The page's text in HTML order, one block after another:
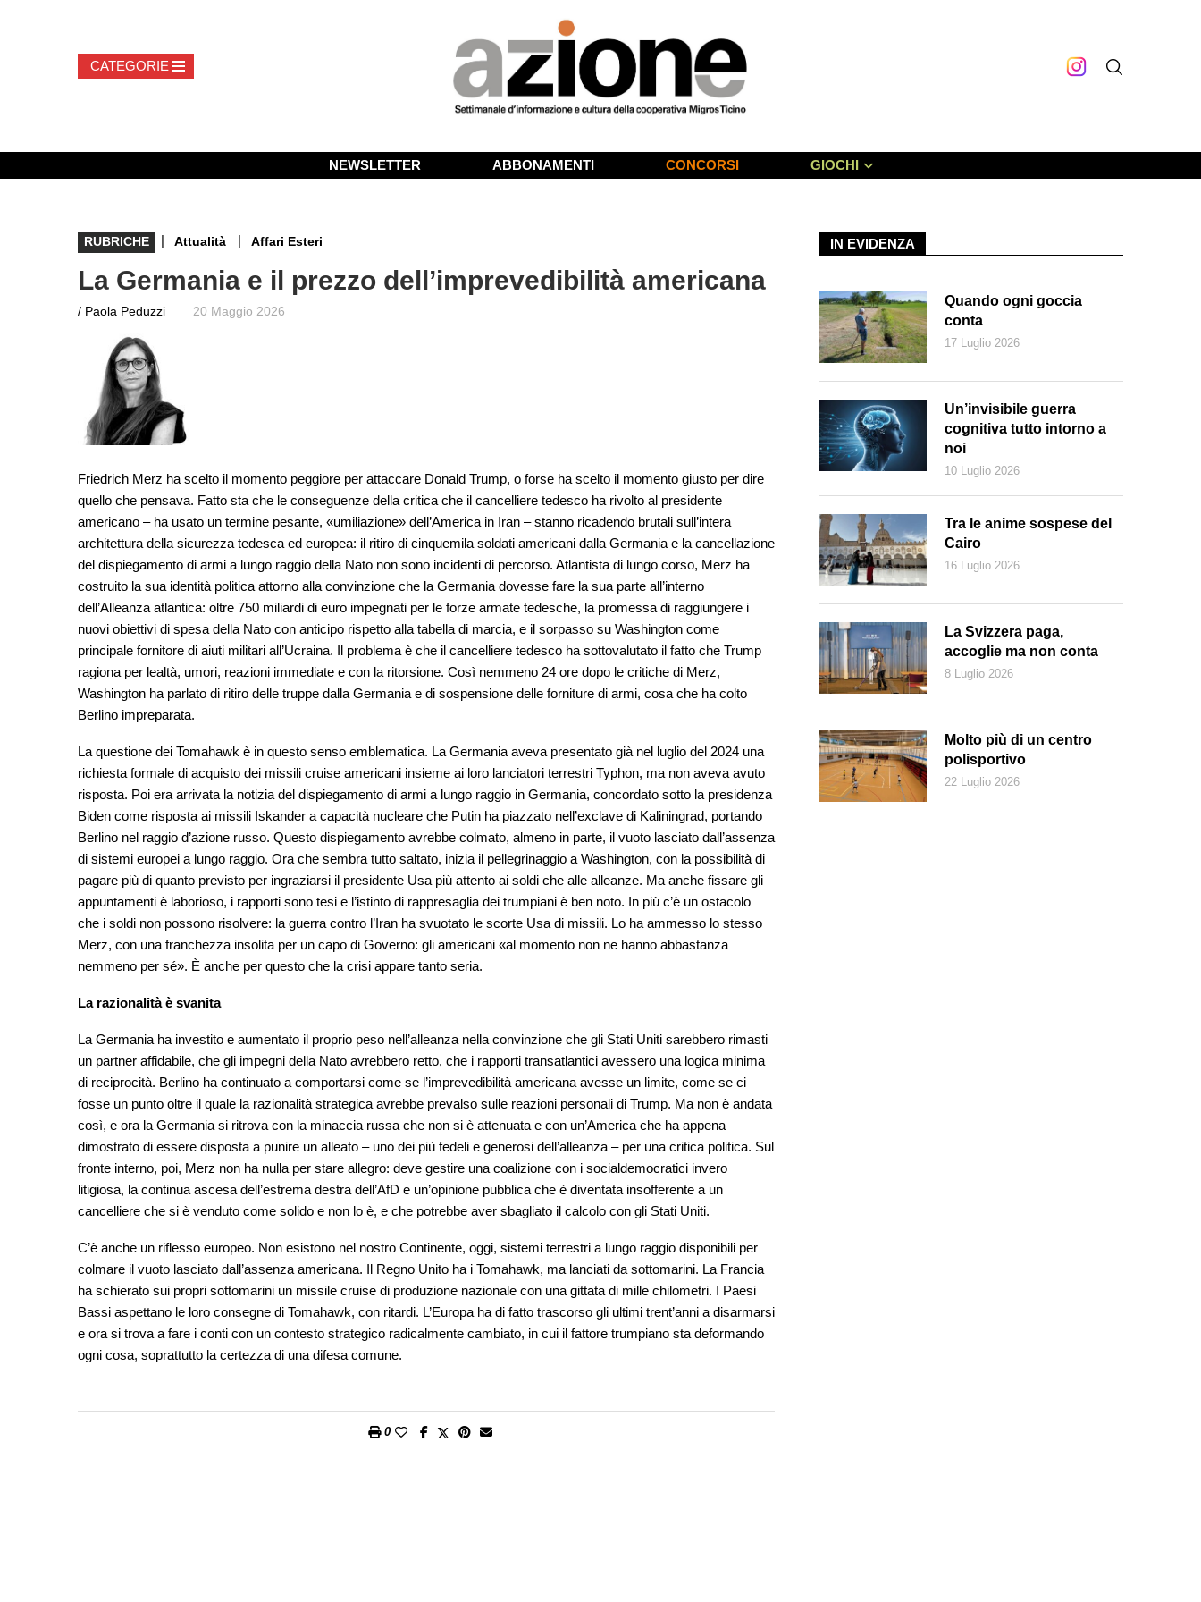
NEWSLETTER ABBONAMENTI CONCORSI GIOCHI
RUBRICHE | Attualità | Affari Esteri
La Germania e il prezzo dell’imprevedibilità americana
/ Paola Peduzzi 20 Maggio 2026
Friedrich Merz ha scelto il momento peggiore per attaccare Donald Trump, o forse ha scelto il momento giusto per dire
quello che pensava. Fatto sta che le conseguenze della critica che il cancelliere tedesco ha rivolto al presidente
americano – ha usato un termine pesante, «umiliazione» dell’America in Iran – stanno ricadendo brutali sull’intera
architettura della sicurezza tedesca ed europea: il ritiro di cinquemila soldati americani dalla Germania e la cancellazione
del dispiegamento di armi a lungo raggio della Nato non sono incidenti di percorso. Atlantista di lungo corso, Merz ha
costruito la sua identità politica attorno alla convinzione che la Germania dovesse fare la sua parte all’interno
dell’Alleanza atlantica: oltre 750 miliardi di euro impegnati per le forze armate tedesche, la promessa di raggiungere i
nuovi obiettivi di spesa della Nato con anticipo rispetto alla tabella di marcia, e il sorpasso su Washington come
principale fornitore di aiuti militari all’Ucraina. Il problema è che il cancelliere tedesco ha sottovalutato il fatto che Trump
ragiona per lealtà, umori, reazioni immediate e con la ritorsione. Così nemmeno 24 ore dopo le critiche di Merz,
Washington ha parlato di ritiro delle truppe dalla Germania e di sospensione delle forniture di armi, cosa che ha colto
Berlino impreparata.
La questione dei Tomahawk è in questo senso emblematica. La Germania aveva presentato già nel luglio del 2024 una
richiesta formale di acquisto dei missili cruise americani insieme ai loro lanciatori terrestri Typhon, ma non aveva avuto
risposta. Poi era arrivata la notizia del dispiegamento di armi a lungo raggio in Germania, concordato sotto la presidenza
Biden come risposta ai missili Iskander a capacità nucleare che Putin ha piazzato nell’exclave di Kaliningrad, portando
Berlino nel raggio d’azione russo. Questo dispiegamento avrebbe colmato, almeno in parte, il vuoto lasciato dall’assenza
di sistemi europei a lungo raggio. Ora che sembra tutto saltato, inizia il pellegrinaggio a Washington, con la possibilità di
pagare più di quanto previsto per ingraziarsi il presidente Usa più attento ai soldi che alle alleanze. Ma anche fissare gli
appuntamenti è laborioso, i rapporti sono tesi e l’istinto di rappresaglia dei trumpiani è ben noto. In più c’è un ostacolo
che i soldi non possono risolvere: la guerra contro l’Iran ha svuotato le scorte Usa di missili. Lo ha ammesso lo stesso
Merz, con una franchezza insolita per un capo di Governo: gli americani «al momento non ne hanno abbastanza
nemmeno per sé». È anche per questo che la crisi appare tanto seria.
La razionalità è svanita
La Germania ha investito e aumentato il proprio peso nell’alleanza nella convinzione che gli Stati Uniti sarebbero rimasti
un partner affidabile, che gli impegni della Nato avrebbero retto, che i rapporti transatlantici avessero una logica minima
di reciprocità. Berlino ha continuato a comportarsi come se l’imprevedibilità americana avesse un limite, come se ci
fosse un punto oltre il quale la razionalità strategica avrebbe prevalso sulle reazioni personali di Trump. Ma non è andata
così, e ora la Germania si ritrova con la minaccia russa che non si è attenuata e con un’America che ha appena
dimostrato di essere disposta a punire un alleato – uno dei più fedeli e generosi dell’alleanza – per una critica politica. Sul
fronte interno, poi, Merz non ha nulla per stare allegro: deve gestire una coalizione con i socialdemocratici invero
litigiosa, la continua ascesa dell’estrema destra dell’AfD e un’opinione pubblica che è diventata insofferente a un
cancelliere che si è venduto come solido e non lo è, e che potrebbe aver sbagliato il calcolo con gli Stati Uniti.
C’è anche un riflesso europeo. Non esistono nel nostro Continente, oggi, sistemi terrestri a lungo raggio disponibili per
colmare il vuoto lasciato dall’assenza americana. Il Regno Unito ha i Tomahawk, ma lanciati da sottomarini. La Francia
ha schierato sui propri sottomarini un missile cruise di produzione nazionale con una gittata di mille chilometri. I Paesi
Bassi aspettano le loro consegne di Tomahawk, con ritardi. L’Europa ha di fatto trascorso gli ultimi trent’anni a disarmarsi
e ora si trova a fare i conti con un contesto strategico radicalmente cambiato, in cui il fattore trumpiano sta deformando
ogni cosa, soprattutto la certezza di una difesa comune.
0
IN EVIDENZA
Quando ogni goccia
conta
17 Luglio 2026
Un’invisibile guerra
cognitiva tutto intorno a
noi
10 Luglio 2026
Tra le anime sospese del
Cairo
16 Luglio 2026
La Svizzera paga,
accoglie ma non conta
8 Luglio 2026
Molto più di un centro
polisportivo
22 Luglio 2026